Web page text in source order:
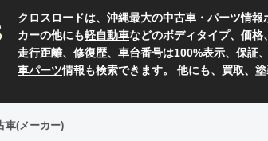
クロスロードは、沖縄最大の中古車・パーツ情報
カーの他にも軽自動車などのボディタイプ、価格
走行距離、修復歴、車台番号は100%表示、保証
車パーツ情報も検索できます。 他にも、買取、
車(メーカー)